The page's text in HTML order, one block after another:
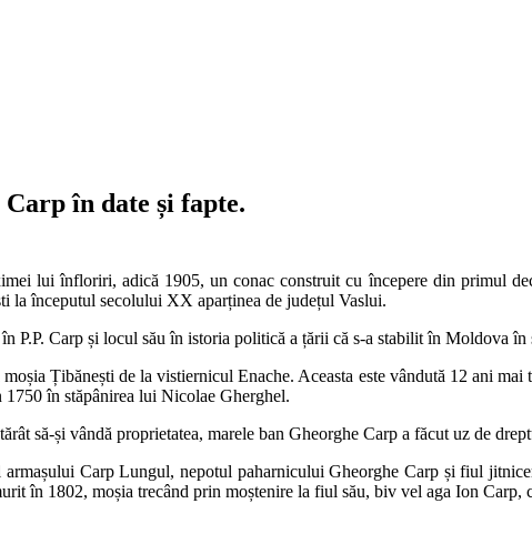
în date și fapte.
lui înfloriri, adică 1905, un conac construit cu începere din primul
la începutul secolului XX aparținea de județul Vaslui.
P.P. Carp și locul său în istoria politică a țării că s-a stabilit în Moldova
Țibănești de la vistiernicul Enache. Aceasta este vândută 12 ani
în stăpânirea lui Nicolae Gherghel.
să-și vândă proprietatea, marele ban Gheorghe Carp a făcut uz de
armașului Carp Lungul, nepotul paharnicului Gheorghe Carp și fiul
în 1802, moșia trecând prin moștenire la fiul său, biv vel aga Ion Carp,